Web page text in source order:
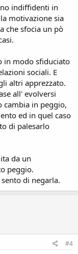
indiffidenti in
motivazione sia
che sfocia un pò
in modo sfiduciato
sociali. E
altri apprezzato.
all' evolversi
cambia in peggio,
ed in quel caso
di palesarlo
da un
peggio.
di negarla.
#4